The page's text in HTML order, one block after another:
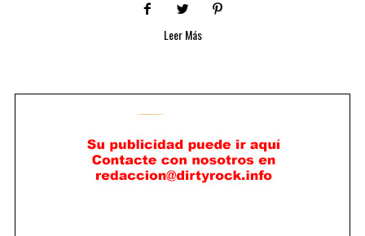
Leer Más